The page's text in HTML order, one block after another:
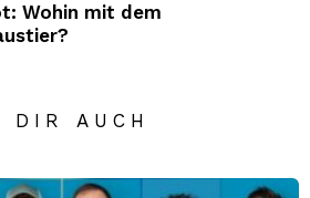
Wohin mit dem
DIR AUCH